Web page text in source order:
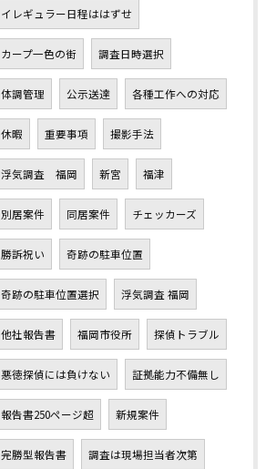
イレギュラー日程ははずせ
カープ一色の街 調査日時選択
体調管理 公示送達 各種工作への対応
休暇 重要事項 撮影手法
浮気調査 福岡 新宮 福津
別居案件 同居案件 チェッカーズ
勝訴祝い 奇跡の駐車位置
奇跡の駐車位置選択 浮気調査 福岡
他社報告書 福岡市役所 探偵トラブル
悪徳探偵には負けない 証拠能力不備無し
報告書250ページ超 新規案件
完勝型報告書 調査は現場担当者次第